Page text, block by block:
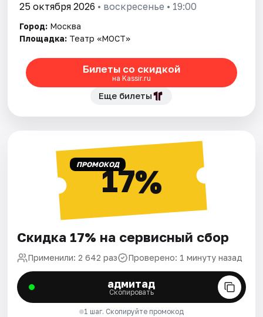
25 октября 2026 • воскресенье • 19:00
Город: Москва
Площадка: Театр «МОСТ»
Билеты со скидкой
на Kassir.ru
Еще билеты
ПРОМОКОД17%
Скидка 17% на сервисный сбор
Применили: 2 642 раз Проверено: 1 минуту назад
адмитад
Скопировать
1 шаг. Скопируйте промокод